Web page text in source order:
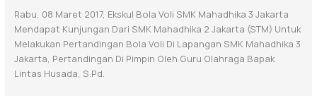
Rabu, 08 Maret 2017, Ekskul Bola Voli SMK Mahadhika 3 Jakarta
Mendapat Kunjungan Dari SMK Mahadhika 2 Jakarta (STM) Untuk
Melakukan Pertandingan Bola Voli Di Lapangan SMK Mahadhika 3
Jakarta, Pertandingan Di Pimpin Oleh Guru Olahraga Bapak
Lintas Husada, S.Pd.